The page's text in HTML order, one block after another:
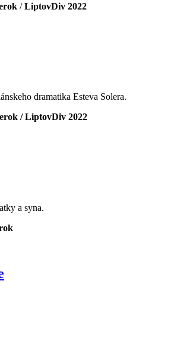
/LiptovDiv 2022
dramatika Esteva Solera.
/LiptovDiv 2022
a syna.